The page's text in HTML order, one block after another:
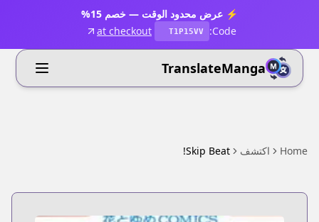
⚡ عرض محدود الوقت — خصم 15%
Code:
T1P15VV
at checkout
TranslateManga
Home اكتشف Skip Beat!